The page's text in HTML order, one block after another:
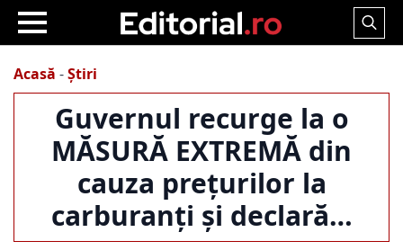
Search
Acasă -Știri
Guvernul recurge la o
MĂSURĂ EXTREMĂ din
cauza prețurilor la
carburanți și declară…